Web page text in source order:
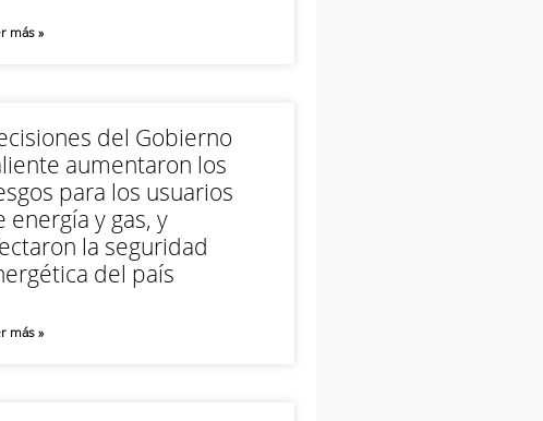
más »
del Gobierno
aumentaron los
para los usuarios
energía y gas, y
la seguridad
del país
más »